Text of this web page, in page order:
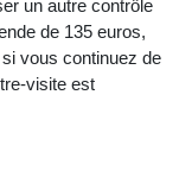
un autre contrôle
de 135 euros,
vous continuez de
visite est